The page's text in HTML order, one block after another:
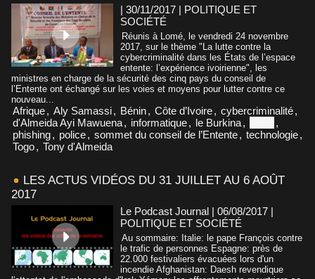
| 30/11/2017 | POLITIQUE ET
SOCIÉTÉ
Réunis à Lomé, le vendredi 24 novembre
2017, sur le thème "La lutte contre la
cybercriminalité dans les États de l’espace
entente: l’expérience ivoirienne", les
ministres en charge de la sécurité des cinq pays du conseil de
l’Entente ont échangé sur les voies et moyens pour lutter contre ce
nouveau...
Afrique, Aly Samassi, Bénin, Côte d’Ivoire, cybercriminalité,
d'Almeida Ayi Mawuena, informatique, le Burkina,
,
phishing, police, sommet du conseil de l’Entente, technologie,
Togo, Tony d'Almeida
LES ACTUS VIDÉOS DU 31 JUILLET AU 6 AOÛT
2017
Le Podcast Journal | 06/08/2017 |
POLITIQUE ET SOCIÉTÉ
Au sommaire: Italie: le pape François contre
le trafic de personnes Espagne: près de
22.000 festivaliers évacuées lors d'un
incendie Afghanistan: Daesh revendique